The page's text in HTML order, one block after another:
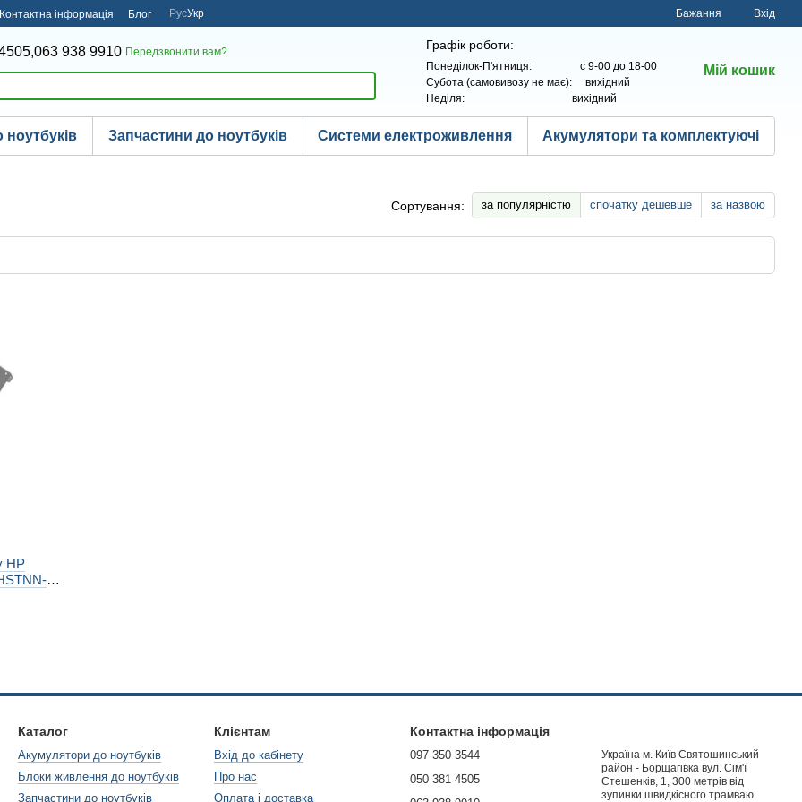
Контактна інформація Блог РусУкр Бажання Вхід
063 938 9910 Передзвонити вам? Графік роботи:
Понеділок-П'ятниця: с 9-00 до 18-00
Субота (самовивозу не має): вихідний
Неділя: вихідний
Мій кошик
Запчастини до ноутбуків Системи електроживлення Акумулятори та комплектуючі
Сортування: за популярністю спочатку дешевше за назвою
HP
G7
Каталог
Акумулятори до ноутбуків
Блоки живлення до ноутбуків
Запчастини до ноутбуків
Клієнтам
Вхід до кабінету
Про нас
Оплата і доставка
Контактна інформація
097 350 3544
050 381 4505
Україна м. Київ Святошинський
район - Борщагівка вул. Сім'ї
Стешенків, 1, 300 метрів від
зупинки швидкісного трамваю